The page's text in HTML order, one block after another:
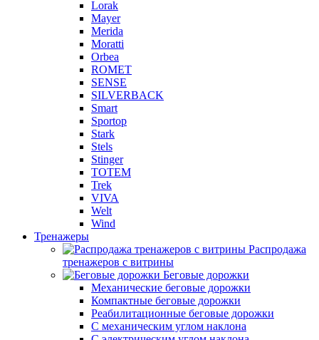
Lorak
Mayer
Merida
Moratti
Orbea
ROMET
SENSE
SILVERBACK
Smart
Sportop
Stark
Stels
Stinger
TOTEM
Trek
VIVA
Welt
Wind
Тренажеры
Распродажа
тренажеров с витрины
Беговые дорожки
Механические беговые дорожки
Компактные беговые дорожки
Реабилитационные беговые дорожки
С механическим углом наклона